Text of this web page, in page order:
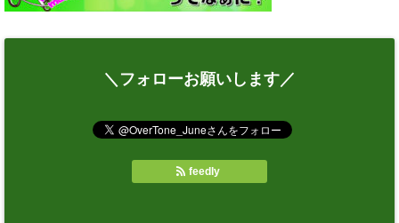
＼フォローお願いします／
feedly